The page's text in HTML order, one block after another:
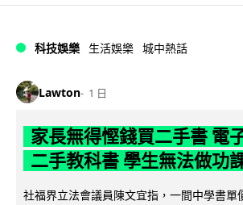
科技娛樂 生活娛樂 城中熱話
Lawton 1 日
家長無得慳錢買二手書 電
二手教科書 學生無法做功
社福界立法會議員陳文宜指，一間中學書單